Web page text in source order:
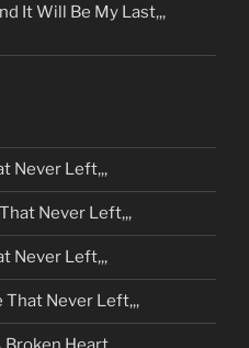
It Will Be My Last,,,
Never Left,,,
Never Left,,,
Never Left,,,
That Never Left,,,